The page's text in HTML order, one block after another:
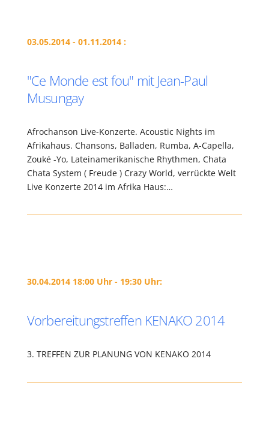
03.05.2014 - 01.11.2014 :
"Ce Monde est fou" mit Jean-Paul
Musungay
Afrochanson Live-Konzerte. Acoustic Nights im
Afrikahaus. Chansons, Balladen, Rumba, A-Capella,
Zouké -Yo, Lateinamerikanische Rhythmen, Chata
Chata System ( Freude ) Crazy World, verrückte Welt
Live Konzerte 2014 im Afrika Haus:…
30.04.2014 18:00 Uhr - 19:30 Uhr:
Vorbereitungstreffen KENAKO 2014
3. TREFFEN ZUR PLANUNG VON KENAKO 2014